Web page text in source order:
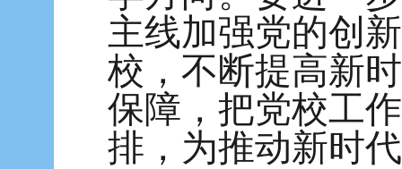
主线加强党的创
校，不断提高新
保障，把党校工
排，为推动新时